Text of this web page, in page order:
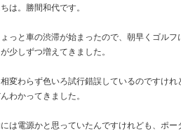
は。勝間和代です。
っと車の渋滞が始まったので、朝早くゴル
少しずつ増えてきました。
変わらず色いろ試行錯誤しているのですけ
わかってきました。
は電源かと思っていたんですけれども、ポ